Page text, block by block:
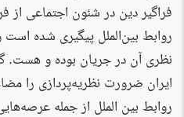
فراگیر دین در شئون اجتماعی
روابط بین‌الملل پیگیری شده است
نظری آن در جریان بوده و هست.
ایران ضرورت نظریه‌پردازی را
روابط بین الملل از جمله